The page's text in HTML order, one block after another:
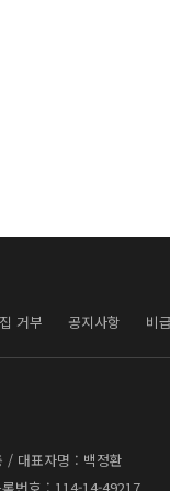
거부 공지사항 비
/ 대표자명 : 백정환